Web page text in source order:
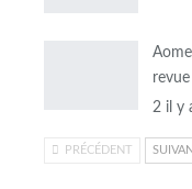
revue
2 il y
PRÉCÉDENT